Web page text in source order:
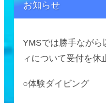
お知らせ
YMSでは勝手ながら
ィについて受付を休
○体験ダイビング